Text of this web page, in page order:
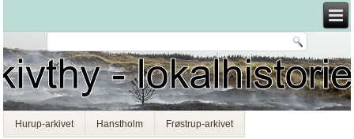
Hurup-arkivet Hanstholm Frøstrup-arkivet